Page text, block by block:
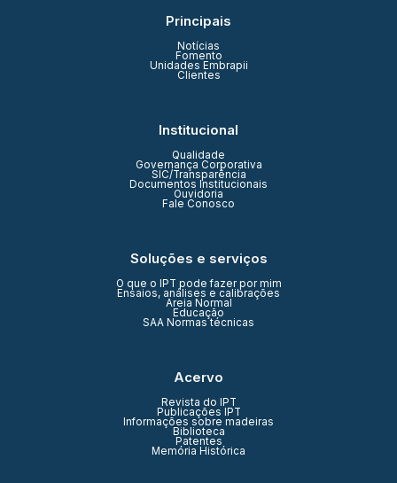
Principais
Notícias
Fomento
Unidades Embrapii
Clientes
Institucional
Qualidade
Governança Corporativa
SIC/Transparência
Documentos Institucionais
Ouvidoria
Fale Conosco
Soluções e serviços
O que o IPT pode fazer por mim
Ensaios, análises e calibrações
Areia Normal
Educação
SAA Normas técnicas
Acervo
Revista do IPT
Publicações IPT
Informações sobre madeiras
Biblioteca
Patentes
Memória Histórica